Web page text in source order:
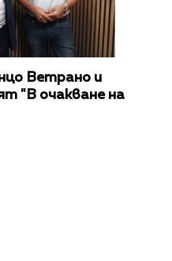
Ветрано и
"В очакване на